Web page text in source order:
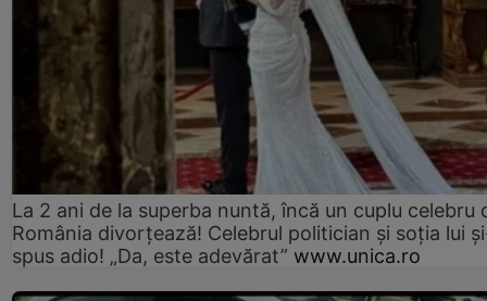
La 2 ani de la superba nuntă, încă un cuplu celebru
România divorțează! Celebrul politician și soția lui
spus adio! „Da, este adevărat” www.unica.ro